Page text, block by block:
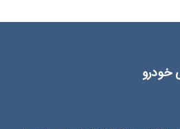
خودرو